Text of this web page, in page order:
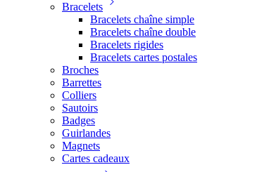
Bracelets
Bracelets chaîne simple
Bracelets chaîne double
Bracelets rigides
Bracelets cartes postales
Broches
Barrettes
Colliers
Sautoirs
Badges
Guirlandes
Magnets
Cartes cadeaux